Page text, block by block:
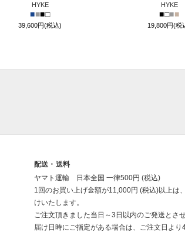
HYKE
■■■□
39,600円(税込)
HYKE
■□■■
19,800円(税
配送・送料
ヤマト運輸 日本全国 一律500円 (税込)
1回のお買い上げ金額が11,000円 (税込)以上は
けいたします。
ご注文頂きました当日～3日以内のご発送とさ
届け日時にご指定がある場合は、ご注文日より